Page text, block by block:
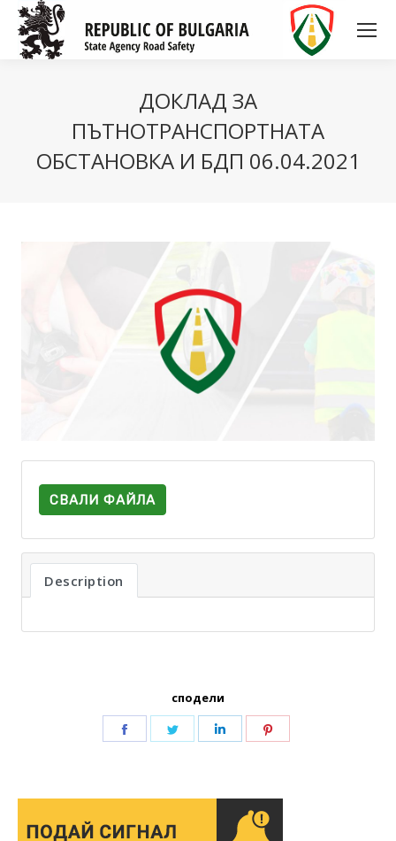
ДОКЛАД ЗА
ПЪТНОТРАНСПОРТНАТА
ОБСТАНОВКА И БДП 06.04.2021
СВАЛИ ФАЙЛА
Description
сподели